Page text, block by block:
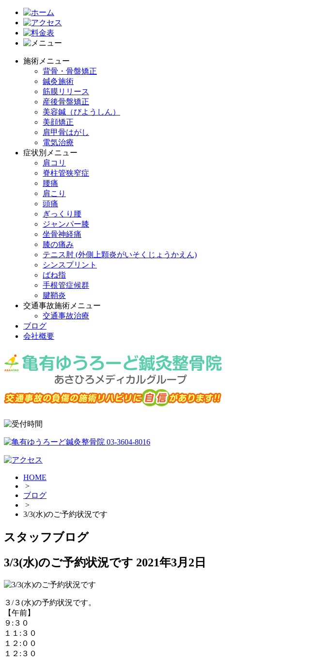
施術メニュー
背骨・骨盤矯正
鍼灸施術
筋膜リリース
産後骨盤矯正
美容鍼（びようしん）
美顔矯正
肩甲骨はがし
電気治療
症状別メニュー
肩コリ
脊柱管狭窄症
腰痛
肩こり
頭痛
ぎっくり腰
ジャンパー膝
坐骨神経痛
膝の痛み
テニス肘 (外側上顆炎がいそくじょうかえん)
シンスプリント
ばね指
手根管症候群
腱鞘炎
交通事故施術メニュー
交通事故治療
ブログ
会社概要
HOME
>
ブログ
>
3/3(水)のご予約状況です
スタッフブログ
3/3(水)のご予約状況です 2021年3月2日
３/３(水)の予約状況です。
【午前】
９:３０
１１:３０
１２:００
１２:３０